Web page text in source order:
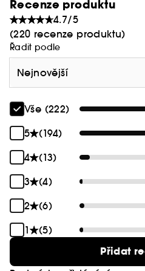
Recenze produktu
4.7/5
(220 recenze produktu)
Řadit podle
Nejnovější
Vše (222)
5
(194)
4
(13)
3
(4)
2
(6)
1
(5)
Přidat